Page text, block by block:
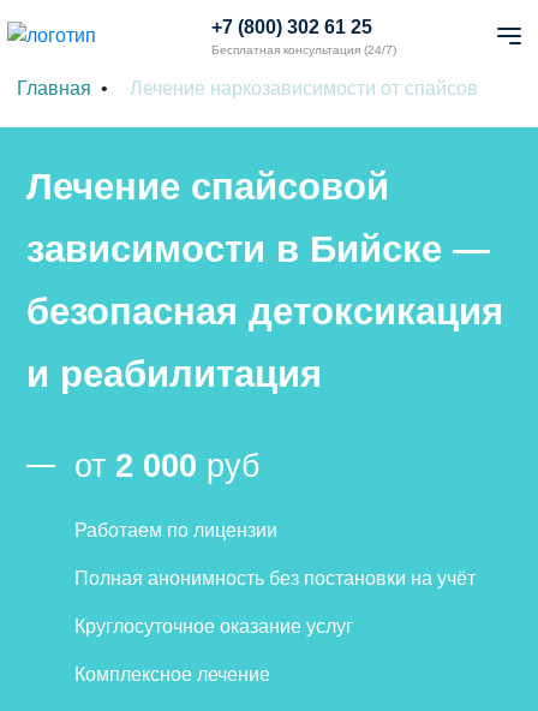
+7 (800) 302 61 25
Бесплатная консультация (24/7)
Главная Лечение наркозависимости от спайсов
Лечение спайсовой
зависимости в Бийске —
безопасная детоксикация
и реабилитация
от 2 000 руб
Работаем по лицензии
Полная анонимность без постановки на учёт
Круглосуточное оказание услуг
Комплексное лечение